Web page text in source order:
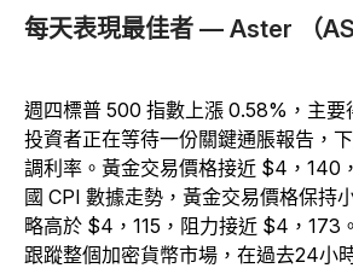
每天表現最佳者 — Aster （
週四標普 500 指數上漲 0.58%，主要
投資者正在等待一份關鍵通脹報告，
調利率。黃金交易價格接近 $4，140
國 CPI 數據走勢，黃金交易價格保持
略高於 $4，115，阻力接近 $4，173
跟蹤整個加密貨幣市場，在過去24小